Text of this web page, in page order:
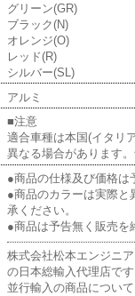
グリーン(GR)
ブラック(N)
オレンジ(O)
レッド(R)
シルバー(SL)
アルミ
■注意
適合車種は本国(イタリ
異なる場合があります
●商品の仕様及び価格は
●商品のカラーは実際と
承ください。
●商品は予告無く販売を
株式会社松本エンジニ
の日本総輸入代理店で
並行輸入の商品につい